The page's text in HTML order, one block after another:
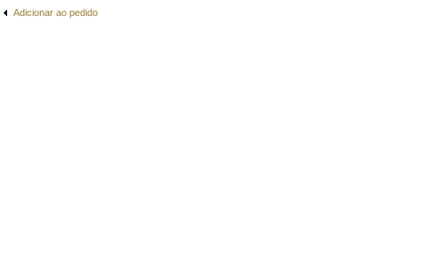
Adicionar ao pedido